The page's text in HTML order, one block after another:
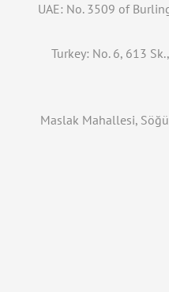
UAE: No. 3509 of
Turkey: No. 6, 613
Maslak Mahallesi,